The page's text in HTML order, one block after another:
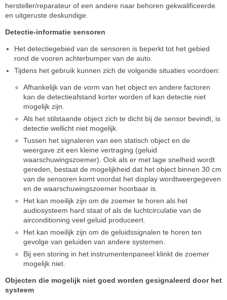
hersteller/reparateur of een andere naar behoren gekwalificeerde
en uitgeruste deskundige.
Detectie-informatie sensoren
Het detectiegebied van de sensoren is beperkt tot het gebied
rond de vooren achterbumper van de auto.
Tijdens het gebruik kunnen zich de volgende situaties voordoen:
Afhankelijk van de vorm van het object en andere factoren
kan de detectieafstand korter worden of kan detectie niet
mogelijk zijn.
Als het stilstaande object zich te dicht bij de sensor bevindt, is
detectie wellicht niet mogelijk.
Tussen het signaleren van een statisch object en de
weergave zit een kleine vertraging (geluid
waarschuwingszoemer). Ook als er met lage snelheid wordt
gereden, bestaat de mogelijkheid dat het object binnen 30 cm
van de sensoren komt voordat het display wordtweergegeven
en de waarschuwingszoemer hoorbaar is.
Het kan moeilijk zijn om de zoemer te horen als het
audiosysteem hard staat of als de luchtcirculatie van de
airconditioning veel geluid produceert.
Het kan moeilijk zijn om de geluidssignalen te horen ten
gevolge van geluiden van andere systemen.
Bij een storing in het instrumentenpaneel klinkt de zoemer
mogelijk niet.
Objecten die mogelijk niet goed worden gesignaleerd door het
systeem